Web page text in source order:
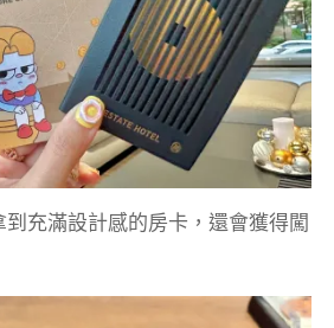
到充滿設計感的房卡，還會獲得闖